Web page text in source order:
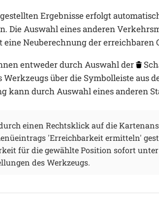
Ergebnisse erfolgt
Die Auswahl eines anderen
Neuberechnung der erreichbaren
entweder durch Auswahl der
über die Symbolleiste aus
kann durch Auswahl eines anderen
einen Rechtsklick auf die
'Erreichbarkeit ermitteln'
für die gewählte Position sofort
des Werkzeugs.